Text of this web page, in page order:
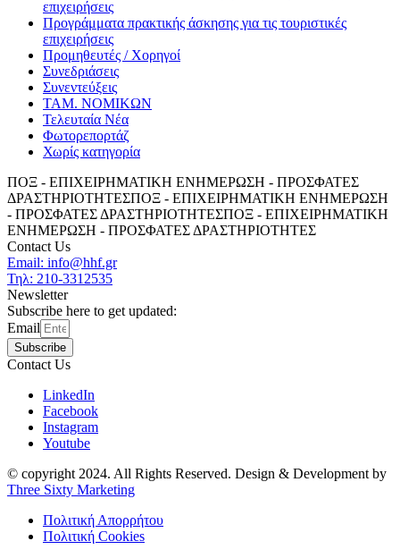
επιχειρήσεις
Προγράμματα πρακτικής άσκησης για τις τουριστικές
επιχειρήσεις
Προμηθευτές / Χορηγοί
Συνεδριάσεις
Συνεντεύξεις
ΤΑΜ. ΝΟΜΙΚΩΝ
Τελευταία Νέα
Φωτορεπορτάζ
Χωρίς κατηγορία
ΠΟΞ - ΕΠΙΧΕΙΡΗΜΑΤΙΚΗ ΕΝΗΜΕΡΩΣΗ - ΠΡΟΣΦΑΤΕΣ
ΔΡΑΣΤΗΡΙΟΤΗΤΕΣΠΟΞ - ΕΠΙΧΕΙΡΗΜΑΤΙΚΗ ΕΝΗΜΕΡΩΣΗ
- ΠΡΟΣΦΑΤΕΣ ΔΡΑΣΤΗΡΙΟΤΗΤΕΣΠΟΞ - ΕΠΙΧΕΙΡΗΜΑΤΙΚΗ
ΕΝΗΜΕΡΩΣΗ - ΠΡΟΣΦΑΤΕΣ ΔΡΑΣΤΗΡΙΟΤΗΤΕΣ
Contact Us
Email: info@hhf.gr
Τηλ: 210-3312535
Newsletter
Subscribe here to get updated:
Email
Subscribe
Contact Us
LinkedIn
Facebook
Instagram
Youtube
© copyright 2024. All Rights Reserved. Design & Development by
Three Sixty Marketing
Πολιτική Απορρήτου
Πολιτική Cookies